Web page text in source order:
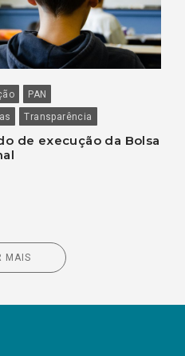
PAN
Transparência
de execução da Bolsa
MAIS